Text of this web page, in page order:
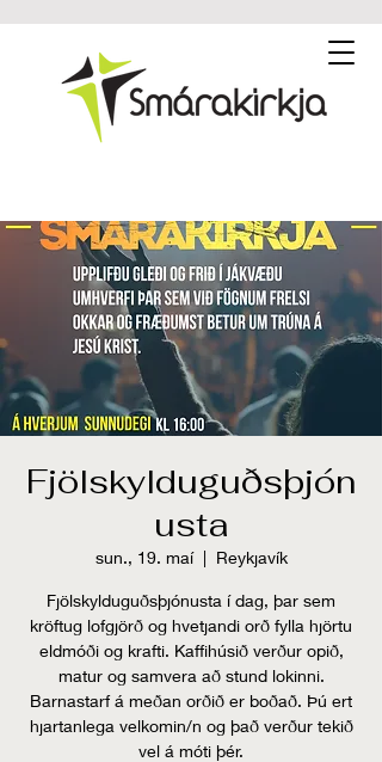
Fjölskylduguðsþjón
usta
sun., 19. maí
  |
Reykjavík
Fjölskylduguðsþjónusta í dag, þar sem
kröftug lofgjörð og hvetjandi orð fylla hjörtu
eldmóði og krafti. Kaffihúsið verður opið,
matur og samvera að stund lokinni.
Barnastarf á meðan orðið er boðað. Þú ert
hjartanlega velkomin/n og það verður tekið
vel á móti þér.